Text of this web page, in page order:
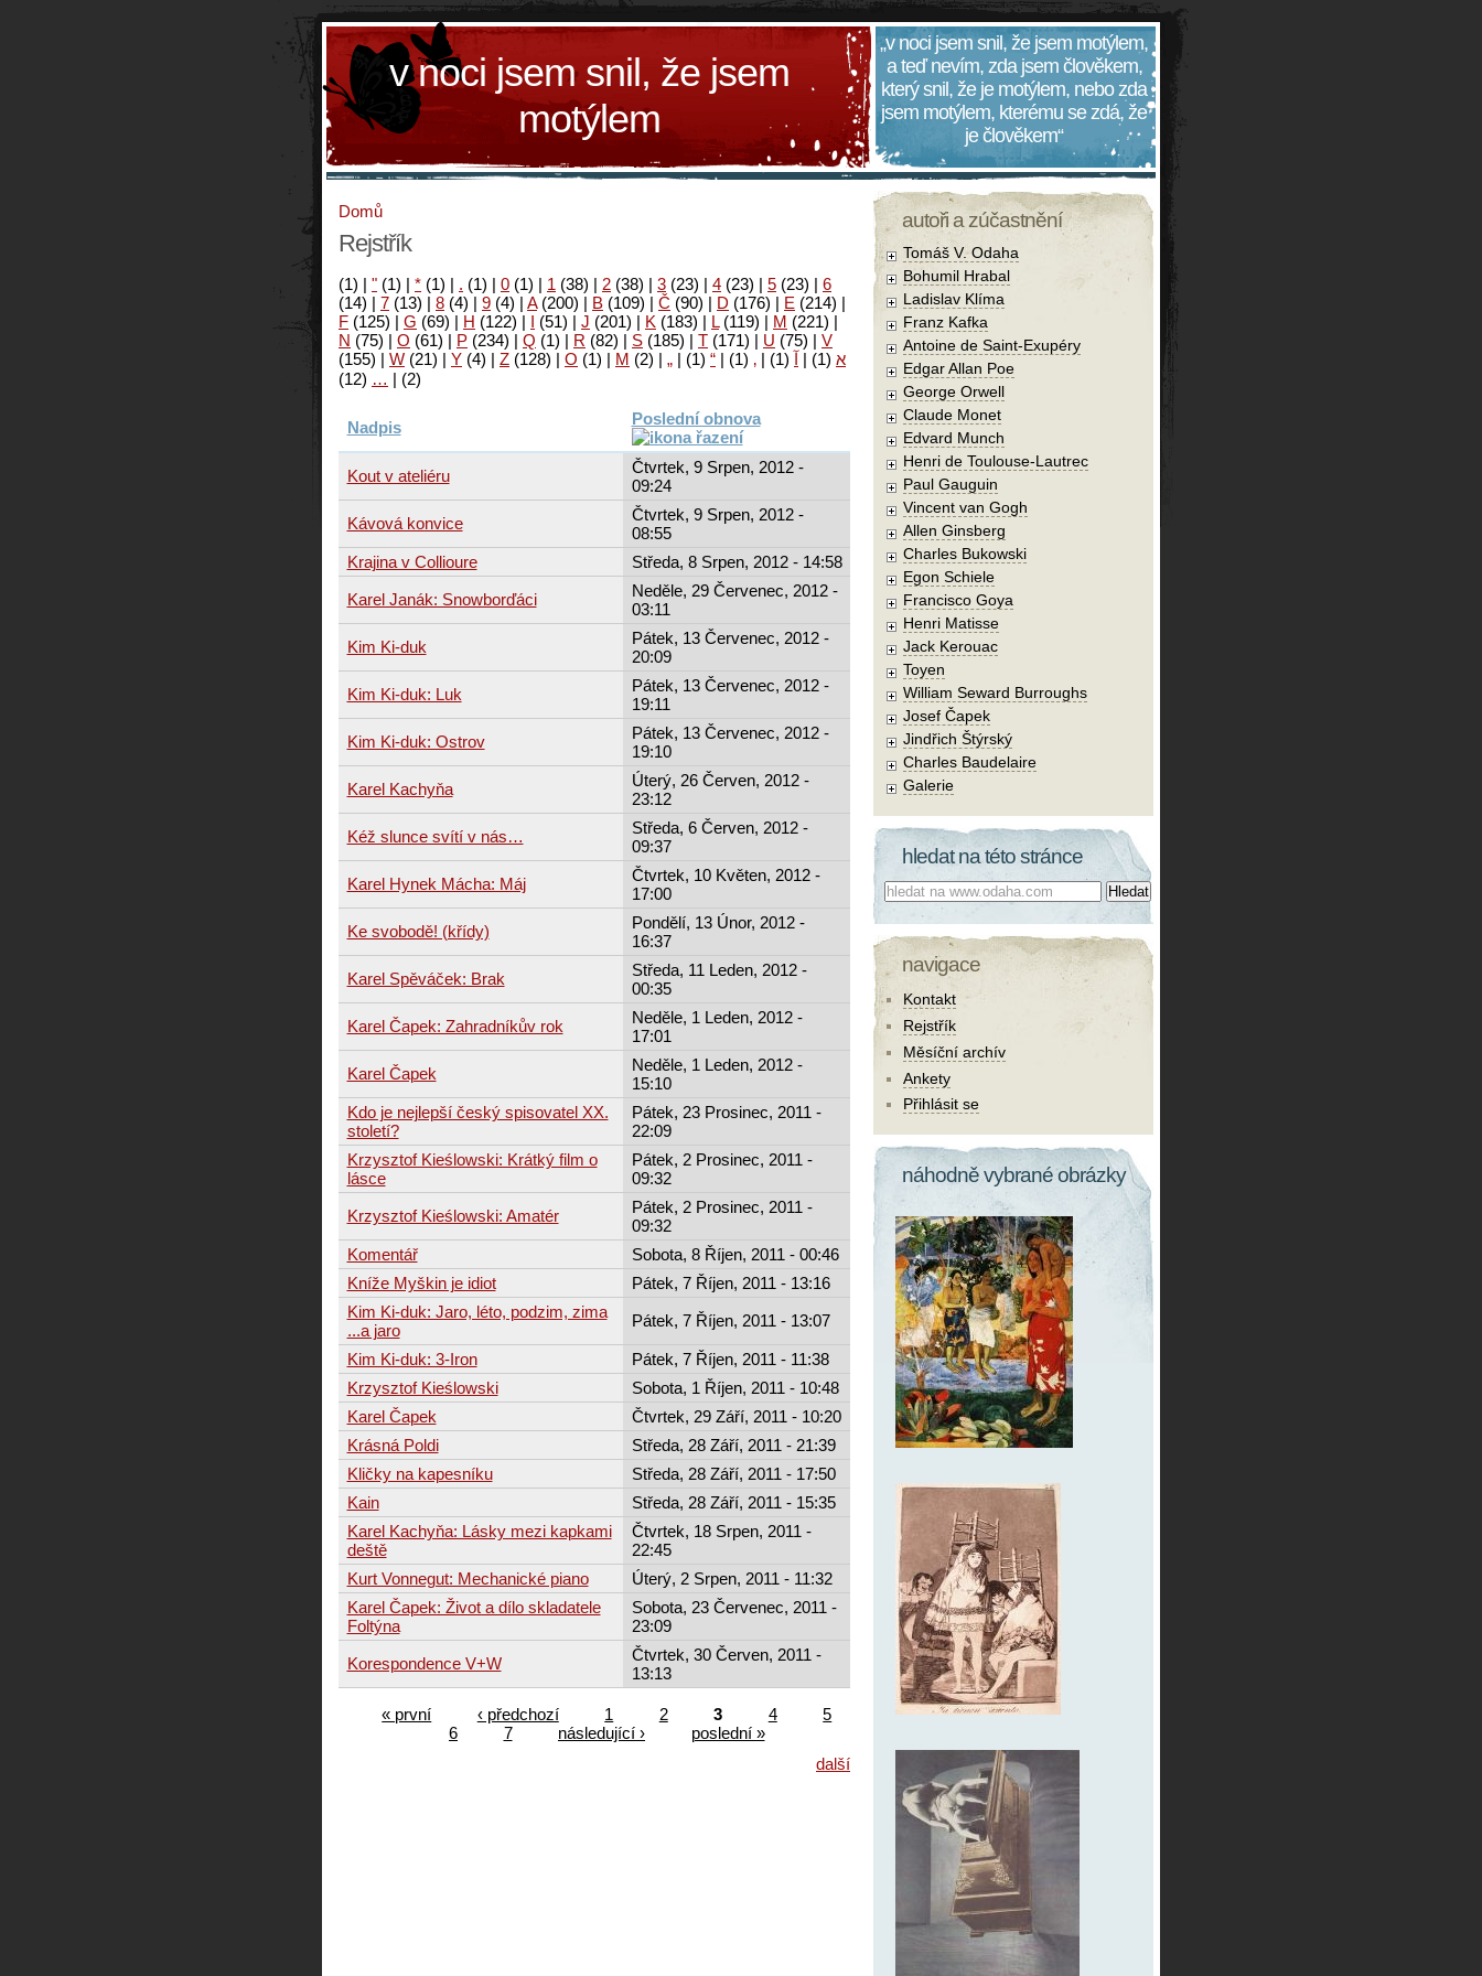
v noci jsem snil, že jsem
motýlem
„v noci jsem snil, že jsem motýlem,
a teď nevím, zda jsem člověkem,
který snil, že je motýlem, nebo zda
jsem motýlem, kterému se zdá, že
je člověkem“
Domů
Rejstřík
(1) | " (1) | * (1) | . (1) | 0 (1) | 1 (38) | 2 (38) | 3 (23) | 4 (23) | 5 (23) | 6
(14) | 7 (13) | 8 (4) | 9 (4) | A(200) | B (109) | Č (90) | D (176) | E (214) |
F (125) | G (69) | H (122) | I (51) | J (201) | K (183) | L(119) | M (221) |
N (75) | O (61) | P (234) | Q (1) | R (82) | S (185) | T (171) | U (75) | V
(155) | W (21) | Y (4) | Z (128) | Ο (1) | М (2) | א (1)
| آ (1)
|
‚
(1)
|
“
(1)
|
„
(2)
|
…
(12)
Nadpis Poslední obnova
Kout v ateliéru
Čtvrtek, 9 Srpen, 2012 -
09:24
Kávová konvice
Čtvrtek, 9 Srpen, 2012 -
08:55
Krajina v Collioure
Středa, 8 Srpen, 2012 - 14:58
Karel Janák: Snowborďáci
Neděle, 29 Červenec, 2012 -
03:11
Kim Ki-duk
Pátek, 13 Červenec, 2012 -
20:09
Kim Ki-duk: Luk
Pátek, 13 Červenec, 2012 -
19:11
Kim Ki-duk: Ostrov
Pátek, 13 Červenec, 2012 -
19:10
Karel Kachyňa
Úterý, 26 Červen, 2012 -
23:12
Kéž slunce svítí v nás…
Středa, 6 Červen, 2012 -
09:37
Karel Hynek Mácha: Máj
Čtvrtek, 10 Květen, 2012 -
17:00
Ke svobodě! (křídy)
Pondělí, 13 Únor, 2012 -
16:37
Karel Spěváček: Brak
Středa, 11 Leden, 2012 -
00:35
Karel Čapek: Zahradníkův rok
Neděle, 1 Leden, 2012 -
17:01
Karel Čapek
Neděle, 1 Leden, 2012 -
15:10
Kdo je nejlepší český spisovatel XX.
století?
Pátek, 23 Prosinec, 2011 -
22:09
Krzysztof Kieślowski: Krátký film o
lásce
Pátek, 2 Prosinec, 2011 -
09:32
Krzysztof Kieślowski: Amatér
Pátek, 2 Prosinec, 2011 -
09:32
Komentář
Sobota, 8 Říjen, 2011 - 00:46
Kníže Myškin je idiot
Pátek, 7 Říjen, 2011 - 13:16
Kim Ki-duk: Jaro, léto, podzim, zima
...a jaro
Pátek, 7 Říjen, 2011 - 13:07
Kim Ki-duk: 3-Iron
Pátek, 7 Říjen, 2011 - 11:38
Krzysztof Kieślowski
Sobota, 1 Říjen, 2011 - 10:48
Karel Čapek
Čtvrtek, 29 Září, 2011 - 10:20
Krásná Poldi
Středa, 28 Září, 2011 - 21:39
Kličky na kapesníku
Středa, 28 Září, 2011 - 17:50
Kain
Středa, 28 Září, 2011 - 15:35
Karel Kachyňa: Lásky mezi kapkami
deště
Čtvrtek, 18 Srpen, 2011 -
22:45
Kurt Vonnegut: Mechanické piano
Úterý, 2 Srpen, 2011 - 11:32
Karel Čapek: Život a dílo skladatele
Foltýna
Sobota, 23 Červenec, 2011 -
23:09
Korespondence V+W
Čtvrtek, 30 Červen, 2011 -
13:13
« první ‹ předchozí 1 2 3 4
5
6
7 následující ›
poslední »
další
autoři a zúčastnění
Tomáš V. Odaha
Bohumil Hrabal
Ladislav Klíma
Franz Kafka
Antoine de Saint-Exupéry
Edgar Allan Poe
George Orwell
Claude Monet
Edvard Munch
Henri de Toulouse-Lautrec
Paul Gauguin
Vincent van Gogh
Allen Ginsberg
Charles Bukowski
Egon Schiele
Francisco Goya
Henri Matisse
Jack Kerouac
Toyen
William Seward Burroughs
Josef Čapek
Jindřich Štýrský
Charles Baudelaire
Galerie
hledat na této stránce
Co hledat:
navigace
Kontakt
Rejstřík
Měsíční archív
Ankety
Přihlásit se
náhodně vybrané obrázky